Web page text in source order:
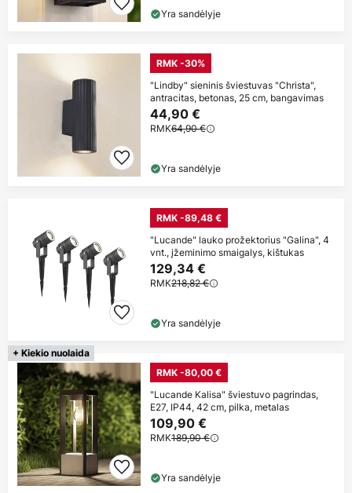
Yra sandėlyje
RMK -30%
"Lindby" sieninis šviestuvas "Christa",
antracitas, betonas, 25 cm, bangavimas
44,90 €
RMK64,90 €
Yra sandėlyje
RMK -89,48 €
"Lucande" lauko prožektorius "Galina", 4
vnt., įžeminimo smaigalys, kištukas
129,34 €
RMK218,82 €
Yra sandėlyje
+ Kiekio nuolaida
RMK -80,00 €
"Lucande Kalisa" šviestuvo pagrindas,
E27, IP44, 42 cm, pilka, metalas
109,90 €
RMK189,90 €
Yra sandėlyje